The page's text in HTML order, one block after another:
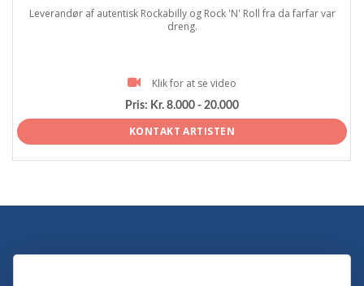
Leverandør af autentisk Rockabilly og Rock 'N' Roll fra da farfar var
dreng.
Klik for at se video
Pris: Kr. 8.000 - 20.000
KONTAKT ARTISTEN